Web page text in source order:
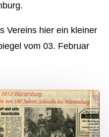
Vereins hier ein kleiner
vom 03. Februar